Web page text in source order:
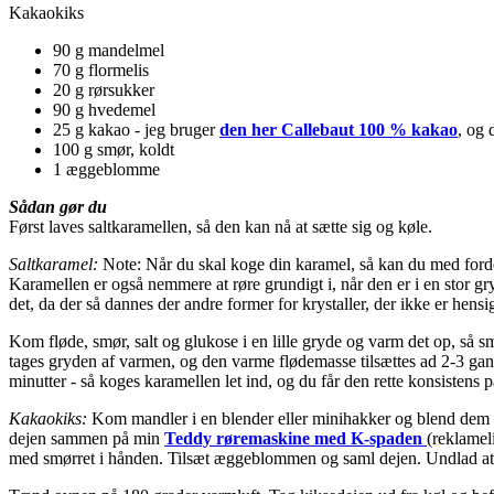
Kakaokiks
90 g mandelmel
70 g flormelis
20 g rørsukker
90 g hvedemel
25 g kakao - jeg brugerden her Callebaut 100 % kakao, og
100 g smør, koldt
1 æggeblomme
Sådan gør du
Først laves saltkaramellen, så den kan nå at sætte sig og køle.
Saltkaramel: Note: Når du skal koge din karamel, så kan du med
Karamellen er også nemmere at røre grundigt i, når den er i en stor
det, da der så dannes der andre former for krystaller, der ikke er
Kom fløde, smør, salt og glukose i en lille gryde og varm det op, så
tages gryden af varmen, og den varme flødemasse tilsættes ad 2-3
minutter - så koges karamellen let ind, og du får den rette
Kakaokiks: Kom mandler i en blender eller minihakker og blend
dejen sammen på min Teddy røremaskine med K-spaden
med smørret i hånden. Tilsæt æggeblommen og saml dejen. Undlad